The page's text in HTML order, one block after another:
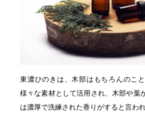
東濃ひのきは、木部はもちろんのこ
様々な素材として活用され、木部や葉
は濃厚で洗練された香りがすると言われ